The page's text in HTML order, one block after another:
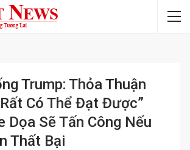
Trump: Thỏa Thuận
Có Thể Đạt Được”
Dọa Sẽ Tấn Công Nếu
Thất Bại